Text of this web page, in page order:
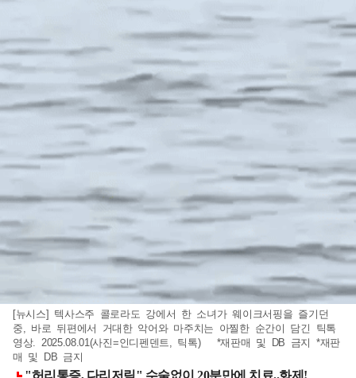
[뉴시스] 텍사스주 콜로라도 강에서 한 소녀가 웨이크서핑을 즐기던
중, 바로 뒤편에서 거대한 악어와 마주치는 아찔한 순간이 담긴 틱톡
영상. 2025.08.01(사진=인디펜덴트, 틱톡) *재판매 및 DB 금지 *재판
매 및 DB 금지